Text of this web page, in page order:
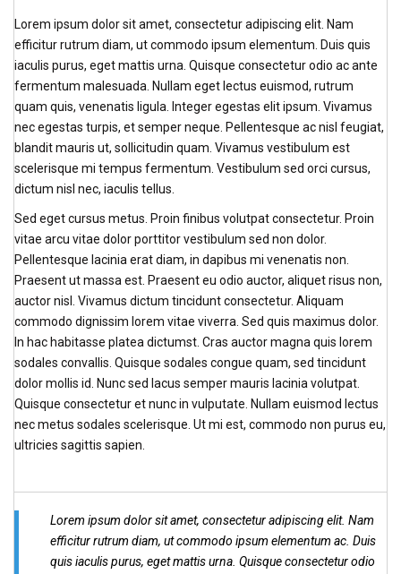
Lorem ipsum dolor sit amet, consectetur adipiscing elit. Nam
efficitur rutrum diam, ut commodo ipsum elementum. Duis quis
iaculis purus, eget mattis urna. Quisque consectetur odio ac ante
fermentum malesuada. Nullam eget lectus euismod, rutrum
quam quis, venenatis ligula. Integer egestas elit ipsum. Vivamus
nec egestas turpis, et semper neque. Pellentesque ac nisl feugiat,
blandit mauris ut, sollicitudin quam. Vivamus vestibulum est
scelerisque mi tempus fermentum. Vestibulum sed orci cursus,
dictum nisl nec, iaculis tellus.
Sed eget cursus metus. Proin finibus volutpat consectetur. Proin
vitae arcu vitae dolor porttitor vestibulum sed non dolor.
Pellentesque lacinia erat diam, in dapibus mi venenatis non.
Praesent ut massa est. Praesent eu odio auctor, aliquet risus non,
auctor nisl. Vivamus dictum tincidunt consectetur. Aliquam
commodo dignissim lorem vitae viverra. Sed quis maximus dolor.
In hac habitasse platea dictumst. Cras auctor magna quis lorem
sodales convallis. Quisque sodales congue quam, sed tincidunt
dolor mollis id. Nunc sed lacus semper mauris lacinia volutpat.
Quisque consectetur et nunc in vulputate. Nullam euismod lectus
nec metus sodales scelerisque. Ut mi est, commodo non purus eu,
ultricies sagittis sapien.
Lorem ipsum dolor sit amet, consectetur adipiscing elit. Nam
efficitur rutrum diam, ut commodo ipsum elementum ac. Duis
quis iaculis purus, eget mattis urna. Quisque consectetur odio